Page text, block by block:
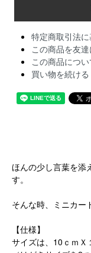
特定商取引法に
この商品を友
この商品につ
買い物を続ける
ほんの少し言葉を添
す。
そんな時、ミニカー
【仕様】
サイズは、10ｃｍＸ